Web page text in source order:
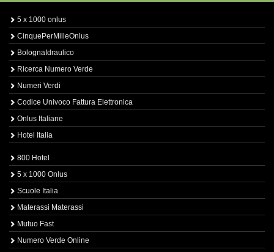
5 x 1000 onlus
CinquePerMilleOnlus
BolognaIdraulico
Ricerca Numero Verde
Numeri Verdi
Codice Univoco Fattura Elettronica
Onlus Italiane
Hotel Italia
800 Hotel
5 x 1000 Onlus
Scuole Italia
Materassi Materassi
Mutuo Fast
Numero Verde Online